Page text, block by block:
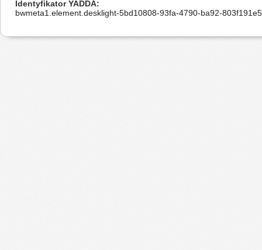
Identyfikator YADDA
bwmeta1.element.desklight-5bd10808-93fa-4790-ba92-